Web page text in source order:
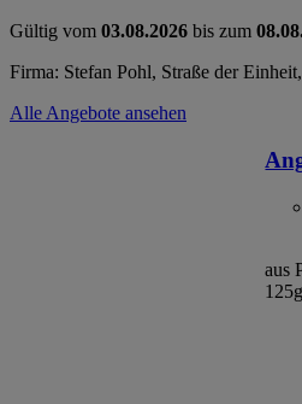
Gültig vom 03.08.2026 bis zum
Firma: Stefan Pohl, Straße der
Alle Angebote ansehen
aus
125g